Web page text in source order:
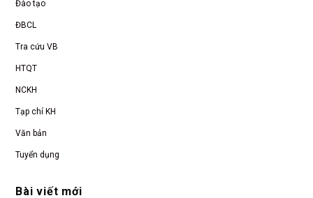
Đào tạo
ĐBCL
Tra cứu VB
HTQT
NCKH
Tạp chí KH
Văn bản
Tuyển dụng
Bài viết mới